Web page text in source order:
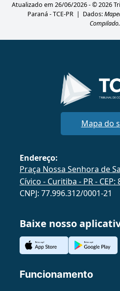
Atualizado em 26/06/2026 - © 2026
Paraná - TCE-PR | Dados:
Mapa do
Endereço:
Praça Nossa Senhora de
Cívico - Curitiba - PR - CEP:
CNPJ: 77.996.312/0001-21
Baixe nosso
Funcionamento